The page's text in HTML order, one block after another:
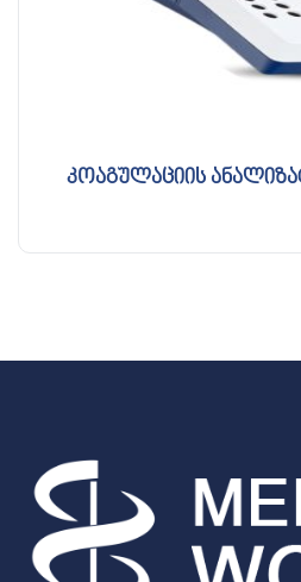
კოაგულაციის